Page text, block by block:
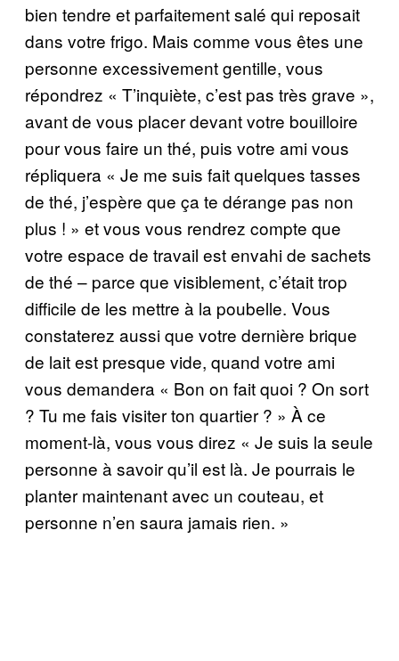
bien tendre et parfaitement salé qui reposait
dans votre frigo. Mais comme vous êtes une
personne excessivement gentille, vous
répondrez « T’inquiète, c’est pas très grave »,
avant de vous placer devant votre bouilloire
pour vous faire un thé, puis votre ami vous
répliquera « Je me suis fait quelques tasses
de thé, j’espère que ça te dérange pas non
plus ! » et vous vous rendrez compte que
votre espace de travail est envahi de sachets
de thé – parce que visiblement, c’était trop
difficile de les mettre à la poubelle. Vous
constaterez aussi que votre dernière brique
de lait est presque vide, quand votre ami
vous demandera « Bon on fait quoi ? On sort
? Tu me fais visiter ton quartier ? » À ce
moment-là, vous vous direz « Je suis la seule
personne à savoir qu’il est là. Je pourrais le
planter maintenant avec un couteau, et
personne n’en saura jamais rien. »